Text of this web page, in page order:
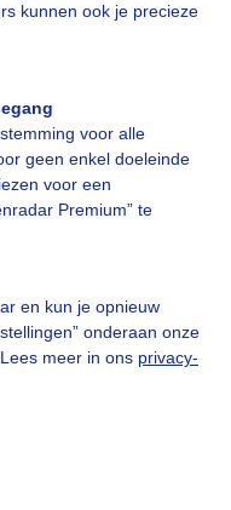
kunnen ook je precieze
voor alle
geen enkel doeleinde
voor een
Premium” te
en kun je opnieuw
onderaan onze
meer in ons privacy-